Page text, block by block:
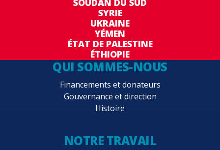
SOUDAN DU SUD
SYRIE
UKRAINE
YÉMEN
ÉTAT DE PALESTINE
ÉTHIOPIE
QUI SOMMES-NOUS
Financements et donateurs
Gouvernance et direction
Histoire
NOTRE TRAVAIL